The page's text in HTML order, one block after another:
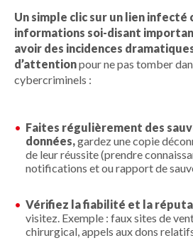
Un simple clic sur un lien infecté
informations soi-disant
avoir des incidences
d’attentionpour ne pas tomber
cybercriminels :
Faites régulièrement des
données,gardez une copie
de leur réussite (prendre
notifications et ou rapport de
Vérifiez la fiabilité et la
visitez. Exemple : faux sites de
chirurgical, appels aux dons